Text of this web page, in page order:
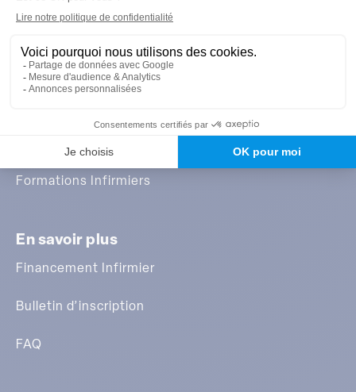
A propos de nous
Qui sommes-nous ?
Nos formations
Formations Infirmiers
En savoir plus
Financement Infirmier
Bulletin d’inscription
FAQ